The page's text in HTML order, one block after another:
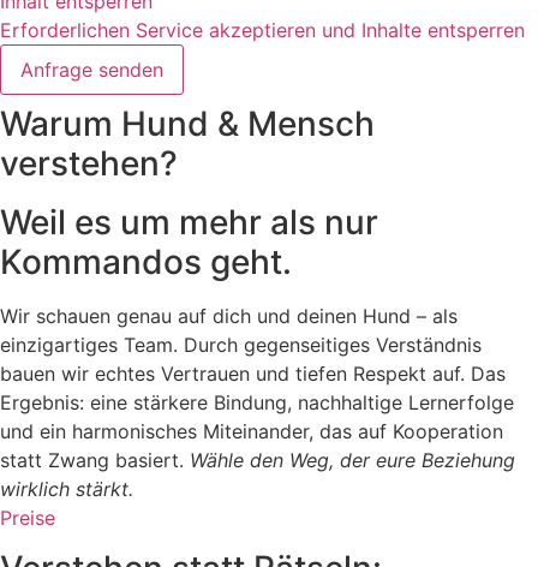
Erforderlichen Service akzeptieren und Inhalte entsperren
Anfrage senden
Warum Hund & Mensch
verstehen?
Weil es um mehr als nur
Kommandos geht.
Wir schauen genau auf dich und deinen Hund – als
einzigartiges Team. Durch gegenseitiges Verständnis
bauen wir echtes Vertrauen und tiefen Respekt auf. Das
Ergebnis: eine stärkere Bindung, nachhaltige Lernerfolge
und ein harmonisches Miteinander, das auf Kooperation
statt Zwang basiert. Wähle den Weg, der eure Beziehung
wirklich stärkt.
Preise